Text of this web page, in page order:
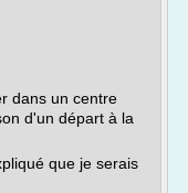
dans un centre
d'un départ à la
que je serais